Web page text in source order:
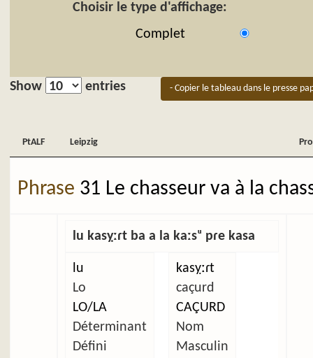
Choisir le type d'affichage:
Complet
Show entries - Copier le tableau dans le presse
PtALF Leipzig
Phrase 31 Le chasseur va à la
lu kasỵːɾt ba a la kaːsᵘ pɾe kasa
lu
Lo
LO/LA
Déterminant
Défini
kasỵːɾt
caçurd
CAÇURD
Nom
Masculin